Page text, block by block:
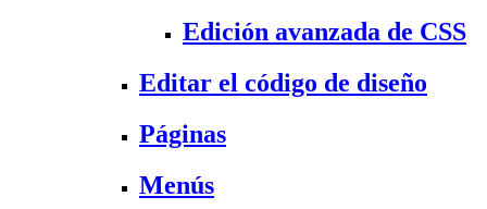
Edición avanzada de CSS
Editar el código de diseño
Páginas
Menús